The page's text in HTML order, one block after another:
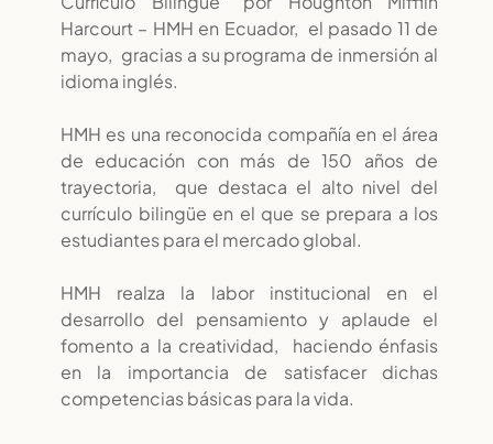
Harcourt – HMH en Ecuador, el pasado 11 de
mayo, gracias a su programa de inmersión al
idioma inglés.
HMH es una reconocida compañía en el área
de educación con más de 150 años de
trayectoria, que destaca el alto nivel del
currículo bilingüe en el que se prepara a los
estudiantes para el mercado global.
HMH realza la labor institucional en el
desarrollo del pensamiento y aplaude el
fomento a la creatividad, haciendo énfasis
en la importancia de satisfacer dichas
competencias básicas para la vida.